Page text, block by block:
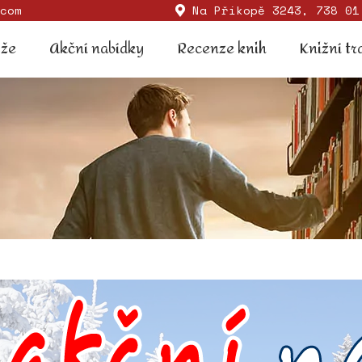
Na Příkopě 3243, 738
Akční nabídky Recenze knih Knižní
Akční nabídky Recenze knih